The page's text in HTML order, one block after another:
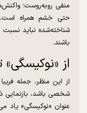
منفی روبه‌روست؛
حتی خشم همراه
شناخته‌شده نباید
باشند.
از «نوکیسگی»
از این منظر، جمله
شخصی باشد، بازنمایی
عنوان «نوکیسگی» یاد